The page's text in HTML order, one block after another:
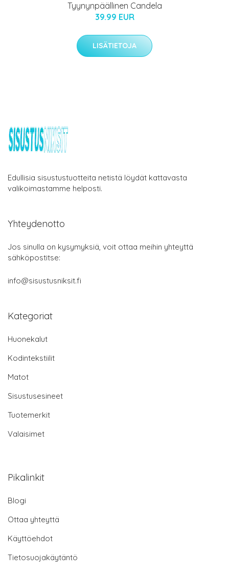
Tyynynpäällinen Candela
39.99 EUR
LISÄTIETOJA
Edullisia sisustustuotteita netistä löydät kattavasta
valikoimastamme helposti.
Yhteydenotto
Jos sinulla on kysymyksiä, voit ottaa meihin yhteyttä
sähköpostitse:
info@sisustusniksit.fi
Kategoriat
Huonekalut
Kodintekstiilit
Matot
Sisustusesineet
Tuotemerkit
Valaisimet
Pikalinkit
Blogi
Ottaa yhteyttä
Käyttöehdot
Tietosuojakäytäntö